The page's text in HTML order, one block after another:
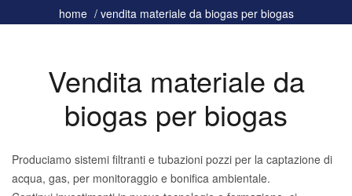
home vendita materiale da biogas per biogas
Vendita materiale da
biogas per biogas
Produciamo sistemi filtranti e tubazioni pozzi per la captazione di
acqua, gas, per monitoraggio e bonifica ambientale.